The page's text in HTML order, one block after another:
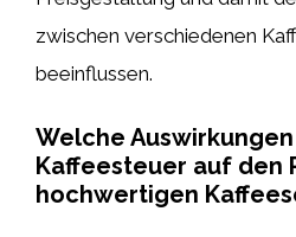
zwischen verschiedenen
beeinflussen.
Welche
Kaffeesteuer auf den
hochwertigen